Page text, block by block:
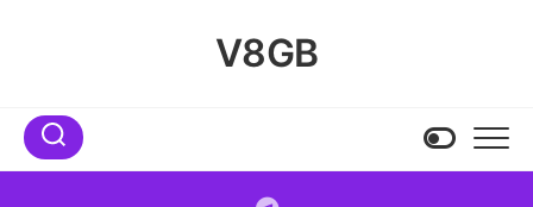
V8GB